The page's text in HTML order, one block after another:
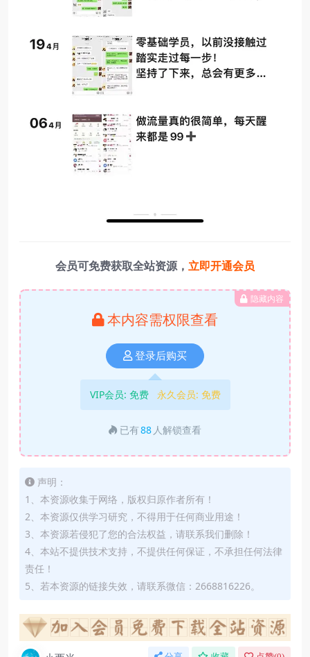
会员可免费获取全站资源， 立即开通会员
隐藏内容
本内容需权限查看
登录后购买
VIP会员: 免费 永久会员: 免费
已有88 人解锁查看
声明：
1、本资源收集于网络，版权归原作者所有！
2、本资源仅供学习研究，不得用于任何商业用途！
3、本资源若侵犯了您的合法权益，请联系我们删除！
4、本站不提供技术支持，不提供任何保证，不承担任何法律
责任！
5、若本资源的链接失效，请联系微信：2668816226。